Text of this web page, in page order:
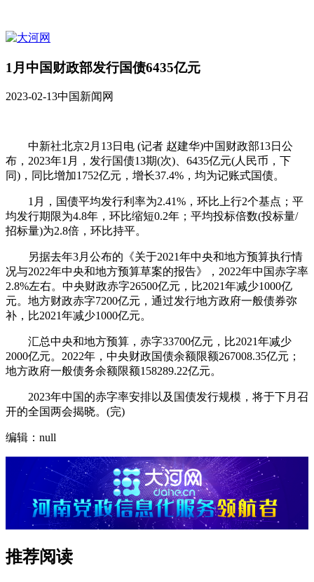
1月中国财政部发行国债6435亿元
2023-02-13中国新闻网
中新社北京2月13日电 (记者 赵建华)中国财政部13日公
布，2023年1月，发行国债13期(次)、6435亿元(人民币，下
同)，同比增加1752亿元，增长37.4%，均为记账式国债。
1月，国债平均发行利率为2.41%，环比上行2个基点；平
均发行期限为4.8年，环比缩短0.2年；平均投标倍数(投标量/
招标量)为2.8倍，环比持平。
另据去年3月公布的《关于2021年中央和地方预算执行情
况与2022年中央和地方预算草案的报告》，2022年中国赤字率
2.8%左右。中央财政赤字26500亿元，比2021年减少1000亿
元。地方财政赤字7200亿元，通过发行地方政府一般债券弥
补，比2021年减少1000亿元。
汇总中央和地方预算，赤字33700亿元，比2021年减少
2000亿元。2022年，中央财政国债余额限额267008.35亿元；
地方政府一般债务余额限额158289.22亿元。
2023年中国的赤字率安排以及国债发行规模，将于下月召
开的全国两会揭晓。(完)
编辑：null
推荐阅读